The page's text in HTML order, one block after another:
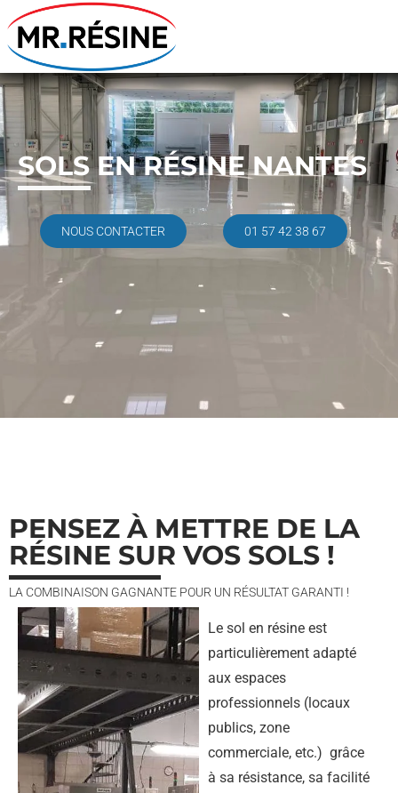
SOLS EN RÉSINE NANTES
NOUS CONTACTER 01 57 42 38 67
PENSEZ À METTRE DE LA
RÉSINE SUR VOS SOLS !
LA COMBINAISON GAGNANTE POUR UN RÉSULTAT GARANTI !
Le sol en résine est
particulièrement adapté
aux espaces
professionnels (locaux
publics, zone
commerciale, etc.) grâce
à sa résistance, sa facilité